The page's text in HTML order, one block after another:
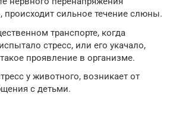
происходит сильное течение слюны.
транспорте, когда
стресс, или его укачало,
проявление в организме.
у животного, возникает от
с детьми.